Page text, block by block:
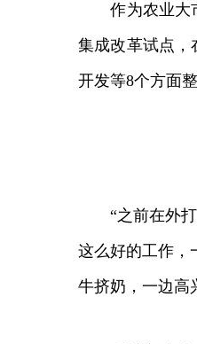
作为农业大市
集成改革试点，
开发等8个方面
“之前在外打
这么好的工作，
牛挤奶，一边高